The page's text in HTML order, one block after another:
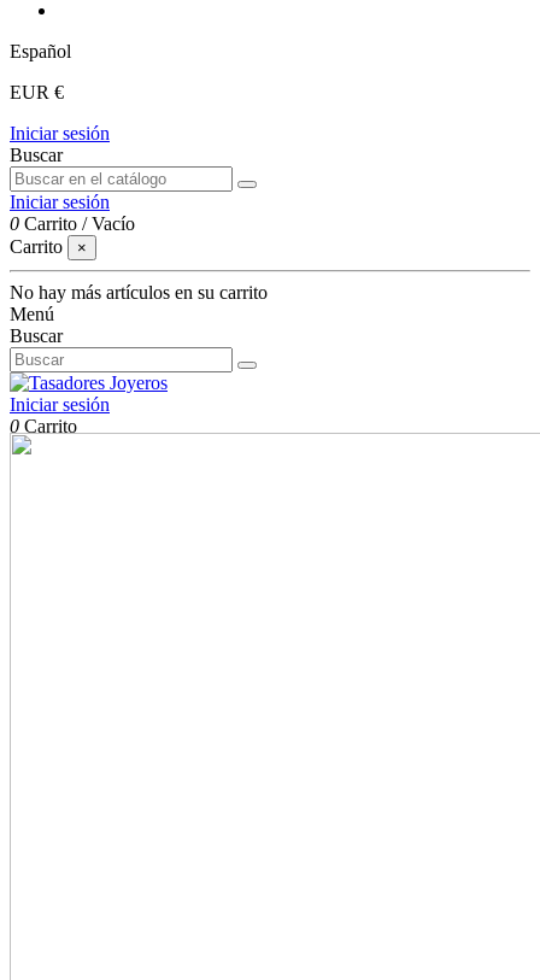
Español
EUR €
Iniciar sesión
Buscar
Iniciar sesión
0 Carrito /Vacío
Carrito
×
No hay más artículos en su carrito
Menú
Buscar
Iniciar sesión
0 Carrito